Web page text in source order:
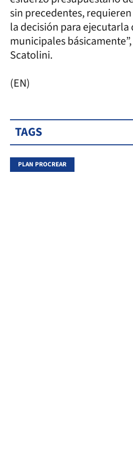
sin precedentes,
la decisión para
municipales
Scatolini.
(EN)
TAGS
PLAN PROCREAR